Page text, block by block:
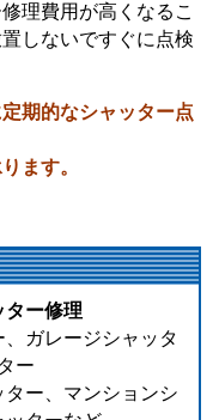
理費用が高くなるこ
しないですぐに点検
期的なシャッター点
ます。
ター修理
ガレージシャッタ
ー
ー、マンションシ